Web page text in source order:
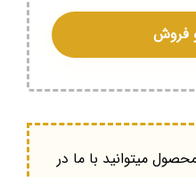
فروش
میتوانید با ما در